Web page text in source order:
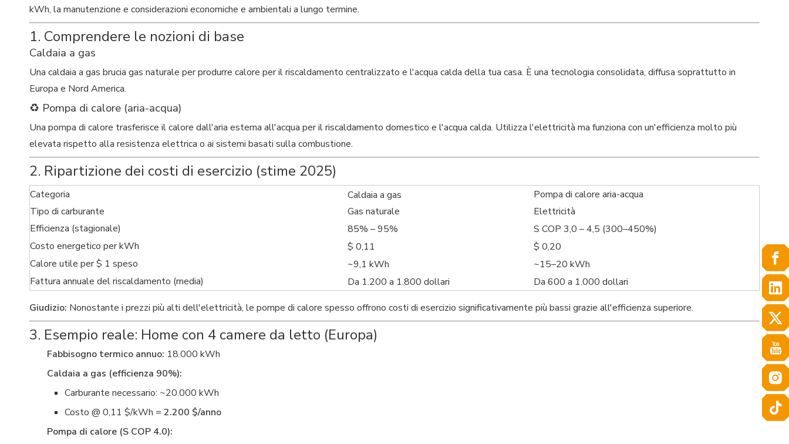
kWh, la manutenzione e considerazioni economiche e ambientali a lungo termine.
1. Comprendere le nozioni di base
Caldaia a gas
Una caldaia a gas brucia gas naturale per produrre calore per il riscaldamento centralizzato e l'acqua calda della tua casa. È una tecnologia consolidata, diffusa soprattutto in
Europa e Nord America.
♻️ Pompa di calore (aria-acqua)
Una pompa di calore trasferisce il calore dall'aria esterna all'acqua per il riscaldamento domestico e l'acqua calda. Utilizza l'elettricità ma funziona con un'efficienza molto più
elevata rispetto alla resistenza elettrica o ai sistemi basati sulla combustione.
2. Ripartizione dei costi di esercizio (stime 2025)
Categoria Caldaia a gas
Pompa di calore aria-acqua
Tipo di carburante
Gas naturale
Elettricità
Efficienza (stagionale)
85% – 95%
S COP 3,0 – 4,5 (300–450%)
Costo energetico per kWh
$ 0,11
$ 0,20
Calore utile per $ 1 speso
~9,1 kWh
~15–20 kWh
Fattura annuale del riscaldamento (media)
Da 1.200 a 1.800 dollari Da 600 a 1.000 dollari
Giudizio: Nonostante i prezzi più alti dell'elettricità, le pompe di calore spesso offrono costi di esercizio significativamente più bassi grazie all'efficienza superiore.
3. Esempio reale: Home con 4 camere da letto (Europa)
Fabbisogno termico annuo: 18.000 kWh
Caldaia a gas (efficienza 90%):
Carburante necessario: ~20.000 kWh
Costo @ 0,11 $/kWh = 2.200 $/anno
Pompa di calore (S COP 4.0):